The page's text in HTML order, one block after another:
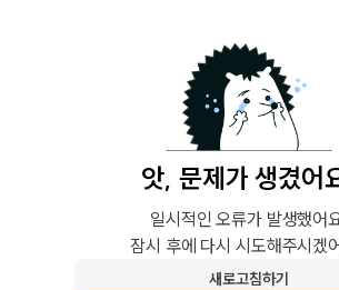
앗, 문제가 생겼어
일시적인 오류가 발생했어
잠시 후에 다시 시도해주시겠
새로고침하기